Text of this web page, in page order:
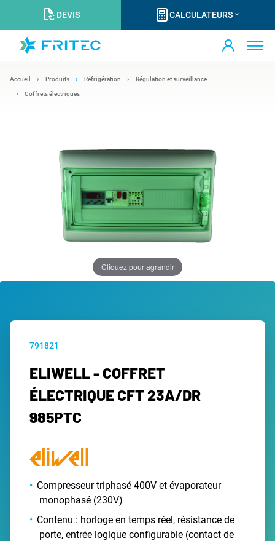
DEVIS CALCULATEURS
Accueil Produits Réfrigération Régulation et surveillance
Coffrets électriques
Cliquez pour agrandir
791821
ELIWELL - COFFRET
ÉLECTRIQUE CFT 23A/DR
985PTC
Compresseur triphasé 400V et évaporateur
monophasé (230V)
Contenu : horloge en temps réel, résistance de
porte, entrée logique configurable (contact de